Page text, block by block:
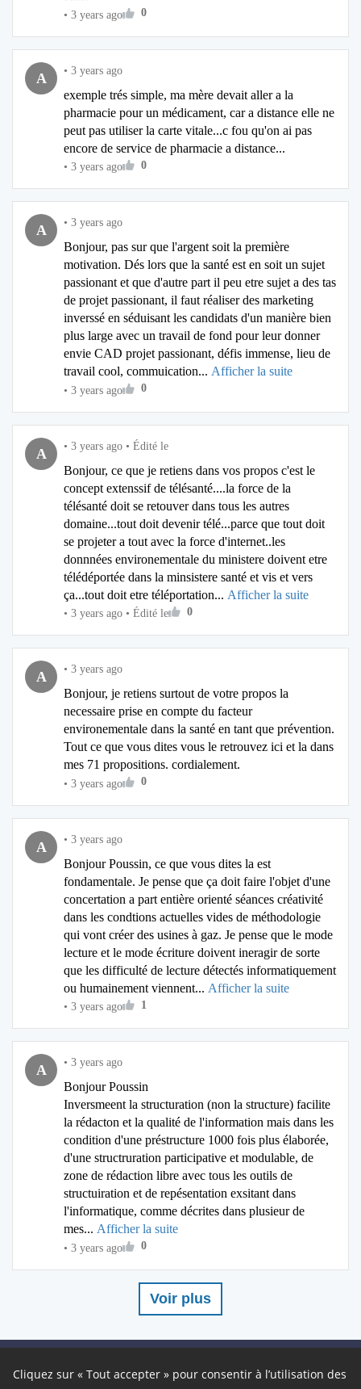
• 3 years ago 0
A • 3 years ago
exemple trés simple, ma mère devait aller a la
pharmacie pour un médicament, car a distance elle ne
peut pas utiliser la carte vitale...c fou qu'on ai pas
encore de service de pharmacie a distance...
• 3 years ago 0
A • 3 years ago
Bonjour, pas sur que l'argent soit la première
motivation. Dés lors que la santé est en soit un sujet
passionant et que d'autre part il peu etre sujet a des tas
de projet passionant, il faut réaliser des marketing
inverssé en séduisant les candidats d'un manière bien
plus large avec un travail de fond pour leur donner
envie CAD projet passionant, défis immense, lieu de
travail cool, commuication... Afficher la suite
• 3 years ago 0
A • 3 years ago • Édité le
Bonjour, ce que je retiens dans vos propos c'est le
concept extenssif de télésanté....la force de la
télésanté doit se retouver dans tous les autres
domaine...tout doit devenir télé...parce que tout doit
se projeter a tout avec la force d'internet..les
donnnées environementale du ministere doivent etre
télédéportée dans la minsistere santé et vis et vers
ça...tout doit etre téléportation... Afficher la suite
• 3 years ago • Édité le 0
A • 3 years ago
Bonjour, je retiens surtout de votre propos la
necessaire prise en compte du facteur
environementale dans la santé en tant que prévention.
Tout ce que vous dites vous le retrouvez ici et la dans
mes 71 propositions. cordialement.
• 3 years ago 0
A • 3 years ago
Bonjour Poussin, ce que vous dites la est
fondamentale. Je pense que ça doit faire l'objet d'une
concertation a part entière orienté séances créativité
dans les condtions actuelles vides de méthodologie
qui vont créer des usines à gaz. Je pense que le mode
lecture et le mode écriture doivent ineragir de sorte
que les difficulté de lecture détectés informatiquement
ou humainement viennent... Afficher la suite
• 3 years ago 1
A • 3 years ago
Bonjour Poussin
Inversmeent la structuration (non la structure) facilite
la rédacton et la qualité de l'information mais dans les
condition d'une préstructure 1000 fois plus élaborée,
d'une structruration participative et modulable, de
zone de rédaction libre avec tous les outils de
structuiration et de repésentation exsitant dans
l'informatique, comme décrites dans plusieur de
mes... Afficher la suite
• 3 years ago 0
Voir plus
Cliquez sur « Tout accepter » pour consentir à l’utilisation des
Restez connectés !